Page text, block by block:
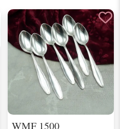
WMF 1500